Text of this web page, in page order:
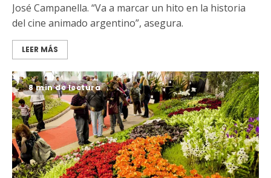
José Campanella. “Va a marcar un hito en la historia
del cine animado argentino”, asegura.
LEER MÁS
8 min de lectura